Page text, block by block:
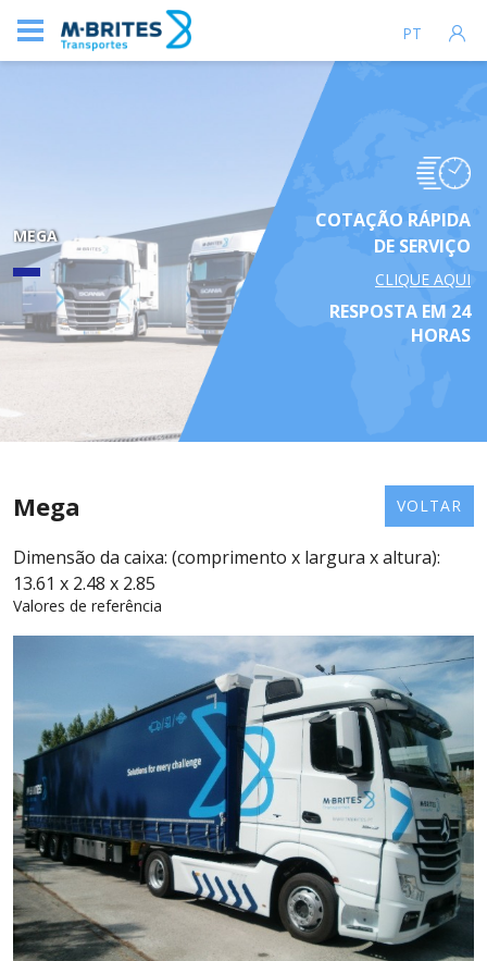
PT
MEGA
COTAÇÃO RÁPIDA
DE SERVIÇO
CLIQUE AQUI
RESPOSTA EM 24
HORAS
Mega VOLTAR
Dimensão da caixa: (comprimento x largura x altura):
13.61 x 2.48 x 2.85
Valores de referência